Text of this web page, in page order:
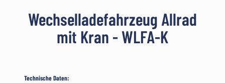
Wechselladefahrzeug Allrad
mit Kran - WLFA-K
Technische Daten: